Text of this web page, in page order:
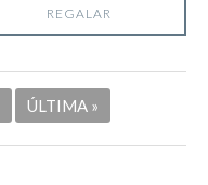
REGALAR
ÚLTIMA »